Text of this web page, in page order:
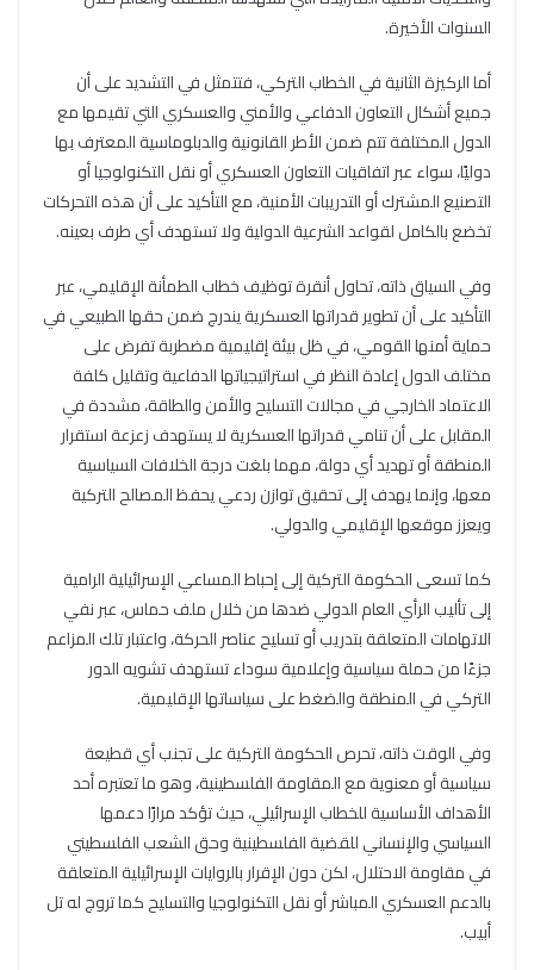
السنوات الأخيرة.
أما الركيزة الثانية في الخطاب التركي، فتتمثل في التشديد على أن
جميع أشكال التعاون الدفاعي والأمني والعسكري التي تقيمها مع
الدول المختلفة تتم ضمن الأطر القانونية والدبلوماسية المعترف بها
دوليًا، سواء عبر اتفاقيات التعاون العسكري أو نقل التكنولوجيا أو
التصنيع المشترك أو التدريبات الأمنية، مع التأكيد على أن هذه التحركات
تخضع بالكامل لقواعد الشرعية الدولية ولا تستهدف أي طرف بعينه.
وفي السياق ذاته، تحاول أنقرة توظيف خطاب الطمأنة الإقليمي، عبر
التأكيد على أن تطوير قدراتها العسكرية يندرج ضمن حقها الطبيعي في
حماية أمنها القومي، في ظل بيئة إقليمية مضطربة تفرض على
مختلف الدول إعادة النظر في استراتيجياتها الدفاعية وتقليل كلفة
الاعتماد الخارجي في مجالات التسليح والأمن والطاقة، مشددة في
المقابل على أن تنامي قدراتها العسكرية لا يستهدف زعزعة استقرار
المنطقة أو تهديد أي دولة، مهما بلغت درجة الخلافات السياسية
معها، وإنما يهدف إلى تحقيق توازن ردعي يحفظ المصالح التركية
ويعزز موقعها الإقليمي والدولي.
كما تسعى الحكومة التركية إلى إحباط المساعي الإسرائيلية الرامية
إلى تأليب الرأي العام الدولي ضدها من خلال ملف حماس، عبر نفي
الاتهامات المتعلقة بتدريب أو تسليح عناصر الحركة، واعتبار تلك المزاعم
جزءًا من حملة سياسية وإعلامية سوداء تستهدف تشويه الدور
التركي في المنطقة والضغط على سياساتها الإقليمية.
وفي الوقت ذاته، تحرص الحكومة التركية على تجنب أي قطيعة
سياسية أو معنوية مع المقاومة الفلسطينية، وهو ما تعتبره أحد
الأهداف الأساسية للخطاب الإسرائيلي، حيث تؤكد مرارًا دعمها
السياسي والإنساني للقضية الفلسطينية وحق الشعب الفلسطيني
في مقاومة الاحتلال، لكن دون الإقرار بالروايات الإسرائيلية المتعلقة
بالدعم العسكري المباشر أو نقل التكنولوجيا والتسليح كما تروج له تل
أبيب.